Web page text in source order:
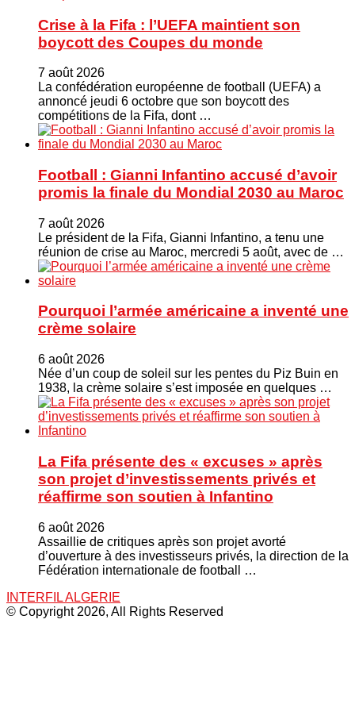
Crise à la Fifa : l’UEFA maintient son
boycott des Coupes du monde
7 août 2026
La confédération européenne de football (UEFA) a
annoncé jeudi 6 octobre que son boycott des
compétitions de la Fifa, dont …
Football : Gianni Infantino accusé d’avoir
promis la finale du Mondial 2030 au Maroc
7 août 2026
Le président de la Fifa, Gianni Infantino, a tenu une
réunion de crise au Maroc, mercredi 5 août, avec de …
Pourquoi l’armée américaine a inventé une
crème solaire
6 août 2026
Née d’un coup de soleil sur les pentes du Piz Buin en
1938, la crème solaire s’est imposée en quelques …
La Fifa présente des « excuses » après
son projet d’investissements privés et
réaffirme son soutien à Infantino
6 août 2026
Assaillie de critiques après son projet avorté
d’ouverture à des investisseurs privés, la direction de la
Fédération internationale de football …
INTERFIL ALGERIE
© Copyright 2026, All Rights Reserved